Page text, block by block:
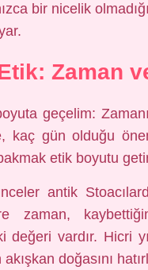
bir nicelik
Zaman
geçelim:
kaç gün olduğu
etik boyutu
antik
zaman,
değeri vardır. Hicri
doğasını